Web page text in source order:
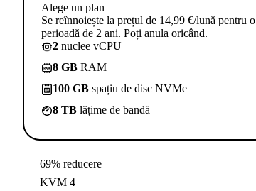
Alege un plan
Se reînnoiește la prețul de 14,99 €/lună pentru o
perioadă de 2 ani. Poți anula oricând.
2 nuclee vCPU
8 GB RAM
100 GB spațiu de disc NVMe
8 TB lățime de bandă
69% reducere
KVM 4